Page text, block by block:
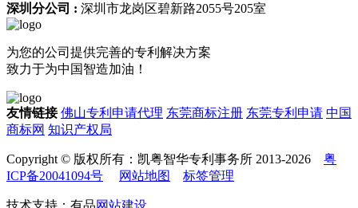
深圳分公司 : 深圳市龙岗区碧新路2055号205室
为您的公司提供完善的专利解决方案
致力于为中国智造加油！
友情链接 佛山专利申请代理 东莞商标注册 东莞专利申请 中国
商标网 知识产权局
Copyright © 版权所有：凯粤智华专利事务所 2013-2026 粤
ICP备20041094号
网站地图 标签管理